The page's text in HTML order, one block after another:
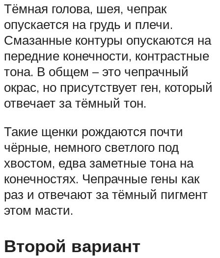
Тёмная голова, шея, чепрак
опускается на грудь и плечи.
Смазанные контуры опускаются на
передние конечности, контрастные
тона. В общем – это чепрачный
окрас, но присутствует ген, который
отвечает за тёмный тон.
Такие щенки рождаются почти
чёрные, немного светлого под
хвостом, едва заметные тона на
конечностях. Чепрачные гены как
раз и отвечают за тёмный пигмент
этом масти.
Второй вариант